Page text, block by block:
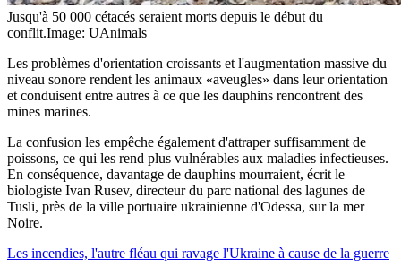
Jusqu'à 50 000 cétacés seraient morts depuis le début du
conflit.Image: UAnimals
Les problèmes d'orientation croissants et l'augmentation massive du
niveau sonore rendent les animaux «aveugles» dans leur orientation
et conduisent entre autres à ce que les dauphins rencontrent des
mines marines.
La confusion les empêche également d'attraper suffisamment de
poissons, ce qui les rend plus vulnérables aux maladies infectieuses.
En conséquence, davantage de dauphins mourraient, écrit le
biologiste Ivan Rusev, directeur du parc national des lagunes de
Tusli, près de la ville portuaire ukrainienne d'Odessa, sur la mer
Noire.
Les incendies, l'autre fléau qui ravage l'Ukraine à cause de la guerre